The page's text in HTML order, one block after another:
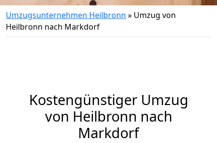
Umzugsunternehmen Heilbronn » Umzug von
Heilbronn nach Markdorf
Kostengünstiger Umzug
von Heilbronn nach
Markdorf